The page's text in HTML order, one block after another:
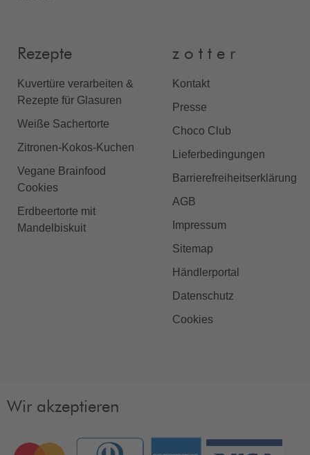
Rezepte
Kuvertüre verarbeiten &
Rezepte für Glasuren
Weiße Sachertorte
Zitronen-Kokos-Kuchen
Vegane Brainfood
Cookies
Erdbeertorte mit
Mandelbiskuit
z o t t e r
Kontakt
Presse
Choco Club
Lieferbedingungen
Barrierefreiheitserklärung
AGB
Impressum
Sitemap
Händlerportal
Datenschutz
Cookies
Wir akzeptieren